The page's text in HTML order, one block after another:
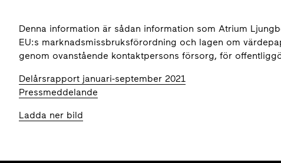
Denna information är sådan information som Atrium
EU:s marknadsmissbruksförordning och lagen om
genom ovanstående kontaktpersons försorg, för
Delårsrapport januari-september 2021
Pressmeddelande
Ladda ner bild